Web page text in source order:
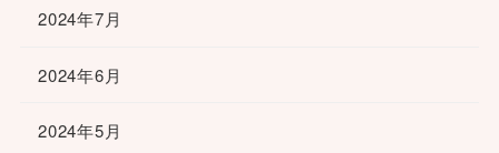
2024年7月
2024年6月
2024年5月